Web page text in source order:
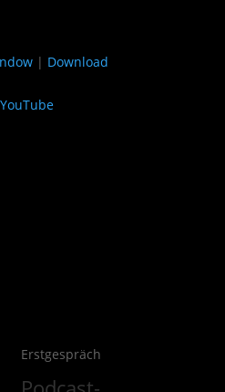
| Download
YouTube
Erstgespräch